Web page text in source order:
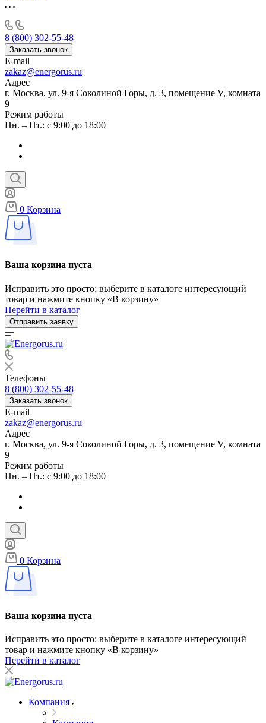
8 (800) 302-55-48
Заказать звонок
E-mail
zakaz@energorus.ru
Адрес
г. Москва, ул. 9-я Соколиной Горы, д. 3, помещение V, комната
9
Режим работы
Пн. – Пт.: с 9:00 до 18:00
0 Корзина
Ваша корзина пуста
Исправить это просто: выберите в каталоге интересующий
товар и нажмите кнопку «В корзину»
Перейти в каталог
Отправить заявку
Телефоны
8 (800) 302-55-48
Заказать звонок
E-mail
zakaz@energorus.ru
Адрес
г. Москва, ул. 9-я Соколиной Горы, д. 3, помещение V, комната
9
Режим работы
Пн. – Пт.: с 9:00 до 18:00
0 Корзина
Ваша корзина пуста
Исправить это просто: выберите в каталоге интересующий
товар и нажмите кнопку «В корзину»
Перейти в каталог
Компания